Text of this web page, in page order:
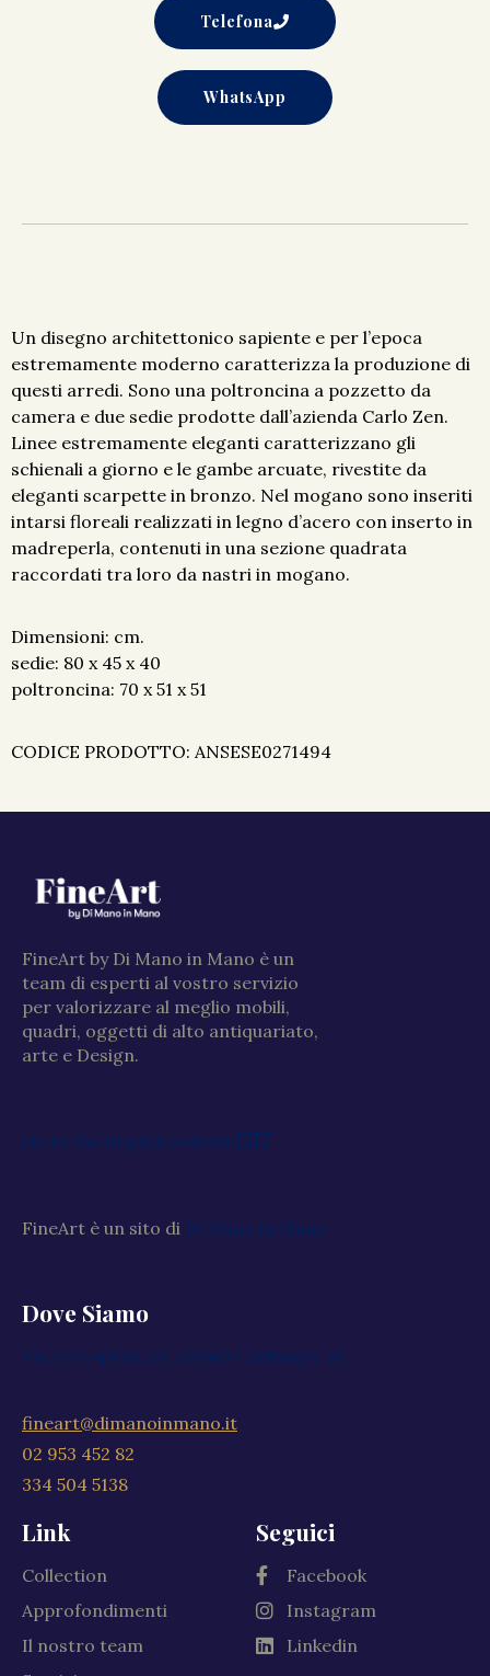
Telefona
WhatsApp
Un disegno architettonico sapiente e per l’epoca
estremamente moderno caratterizza la produzione di
questi arredi. Sono una poltroncina a pozzetto da
camera e due sedie prodotte dall’azienda Carlo Zen.
Linee estremamente eleganti caratterizzano gli
schienali a giorno e le gambe arcuate, rivestite da
eleganti scarpette in bronzo. Nel mogano sono inseriti
intarsi floreali realizzati in legno d’acero con inserto in
madreperla, contenuti in una sezione quadrata
raccordati tra loro da nastri in mogano.
Dimensioni: cm.
sedie: 80 x 45 x 40
poltroncina: 70 x 51 x 51
CODICE PRODOTTO: ANSESE0271494
FineArt by Di Mano in Mano è un
team di esperti al vostro servizio
per valorizzare al meglio mobili,
quadri, oggetti di alto antiquariato,
arte e Design.
Go to the English website 🇬🇧
FineArt è un sito di Di Mano in Mano
Dove Siamo
Via XXV Aprile, 59, 20040 Cambiago MI
fineart@dimanoinmano.it
02 953 452 82
334 504 5138
Link
Collection
Approfondimenti
Il nostro team
Seguici
Facebook
Instagram
Linkedin